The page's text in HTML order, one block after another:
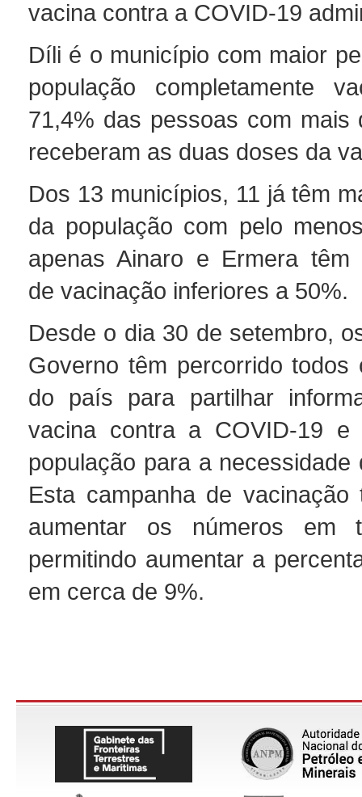
vacina contra a COVID-19
Díli é o município com maior
população completamente
71,4% das pessoas com mais
receberam as duas doses da
Dos 13 municípios, 11 já têm
da população com pelo
apenas Ainaro e Ermera têm
de vacinação inferiores a 50%.
Desde o dia 30 de setembro,
Governo têm percorrido todos
do país para partilhar
vacina contra a COVID-19 e
população para a necessidade
Esta campanha de vacinação
aumentar os números em
permitindo aumentar a
em cerca de 9%.